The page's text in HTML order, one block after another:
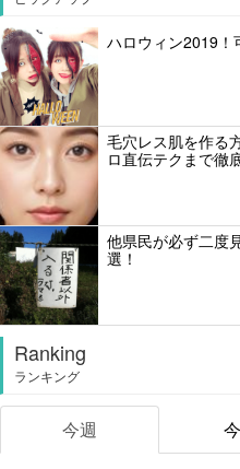
ハロウィン2019！
毛穴レス肌を作る
ロ直伝テクまで徹
他県民が必ず二度
選！
Ranking
ランキング
今週